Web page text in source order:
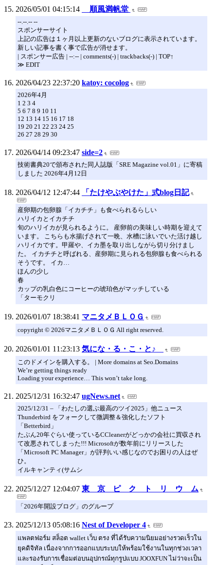
2026/05/01 04:15:14 順風満帆堂
--.--.-- --
スポンサーサイト
上記の広告は１ヶ月以上更新のないブログに表示されています。
新しい記事を書く事で広告が消せます。
| スポンサー広告 | --:-- | comments(-) | trackbacks(-) | TOP↑
≫ EDIT
2026/04/23 22:37:20 katoy: cocolog
2026年4月
1 2 3 4
5 6 7 8 9 10 11
12 13 14 15 16 17 18
19 20 21 22 23 24 25
26 27 28 29 30
2026/04/14 09:23:47 side=2
技術書典20で頒布された同人誌版「SRE Magazine vol.01」に寄稿
しました 2026年4月12日
2026/04/12 12:47:44 「たけやぶやけた」式blog日記
産卵期の包卵腺「イカチチ」も食べられるらしい
ハリイカとイカチチ
旬のハリイカが見られるように。 産卵前の美味しい時期を迎えて
います。 こちらも水揚げされて一晩、水槽に泳いでいた活け越し
ハリイカです。甲羅や、イカ墨を取り出しながら切り分けまし
た。 イカチチと呼ばれる、産卵期に見られる包卵腺も食べられる
そうです。 イカ…
ほんの少し
春
カップの乳白色にコーヒーの琥珀色がマッチしている
「ターモクリ
2026/01/07 18:38:41 マニタメＢＬＯＧ
copyright © 2026マニタメＢＬＯＧ All right reserved.
2026/01/01 11:23:13 気にな・る・こ・と♪
このドメインを購入する。 | More domains at Seo.Domains
We’re getting things ready
Loading your experience… This won’t take long.
2025/12/31 16:32:47 ugNews.net
2025/12/31 – 「わたしの選ぶ最高のツイ2025」他ニュース
Thunderbird をフォークして微調整＆強化したソフト
「Betterbird」
たぶん20年ぐらい使っているCCleanerがどっかの会社に買収され
て改悪されてしまった!!! Microsoftが数年前にリリースした
「Microsoft PC Manager」が評判いい感じなのでお困りの人はぜ
ひ。
イルキャンティ(サムシ
2025/12/27 12:04:07 東 京 ピ ク ト リ ウ ム
「2026年開設ブログ」のグループ
2025/12/13 05:08:16 Nest of Developer 4
แพลตฟอร์ม สล็อต wallet เว็บ ตรง ที่ได้รับความนิยมอย่างรวดเร็วใน
ยุคดิจิทัล เนื่องจากการออกแบบระบบให้พร้อมใช้งานในทุกช่วงเวลา
และรองรับการเชื่อมต่อบนอุปกรณ์ทุกรูปแบบ JOOXFUN ไม่ว่าจะเป็น